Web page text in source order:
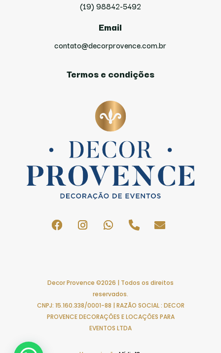
(19) 98842-5492
Email
contato@decorprovence.com.br
Termos e condições
Decor Provence ©2026 | Todos os direitos
reservados.
CNPJ: 15.160.338/0001-88 | RAZÃO SOCIAL : DECOR
PROVENCE DECORAÇÕES E LOCAÇÕES PARA
EVENTOS LTDA